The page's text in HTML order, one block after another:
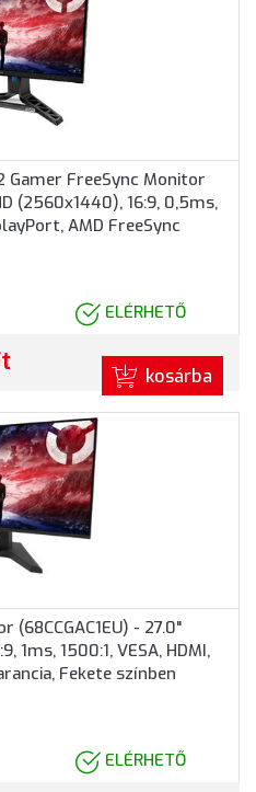
Gamer FreeSync Monitor
(2560x1440), 16:9, 0,5ms,
AMD FreeSync
színben
ELÉRHETŐ
kosárba
(68CCGAC1EU) - 27.0"
1ms, 1500:1, VESA, HDMI,
Fekete színben
ELÉRHETŐ